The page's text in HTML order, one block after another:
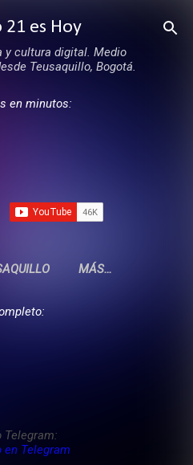
principal
21 es Hoy
y cultura digital. Medio
Teusaquillo, Bogotá.
en minutos:
MÁS…
Telegram: